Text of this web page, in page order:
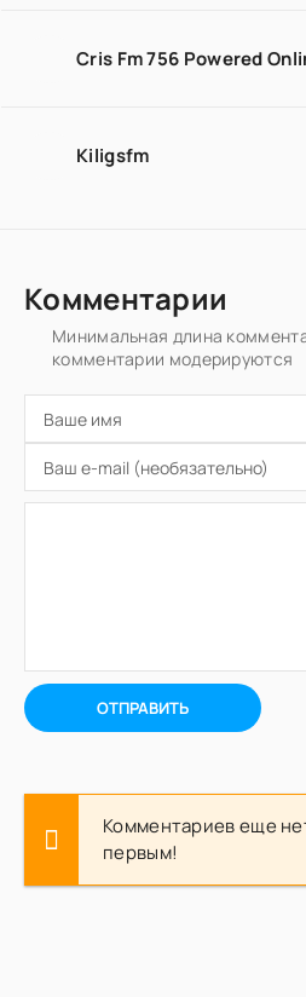
Cris Fm 756 Powered
Kiligsfm
Комментарии
Минимальная длина
комментарии модерируются
ОТПРАВИТЬ
Комментариев еще
первым!